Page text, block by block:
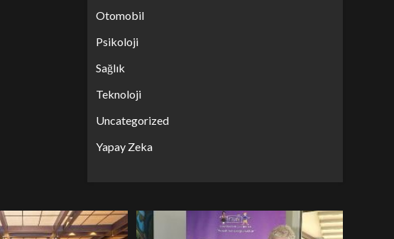
Otomobil
Psikoloji
Sağlık
Teknoloji
Uncategorized
Yapay Zeka